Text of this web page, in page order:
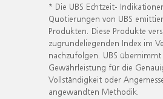
* Die UBS Echtzeit-
Quotierungen von UBS
Produkten. Diese Produkte
zugrundeliegenden Index im
nachzufolgen. UBS
Gewährleistung für die
Vollständigkeit oder
angewandten Methodik.